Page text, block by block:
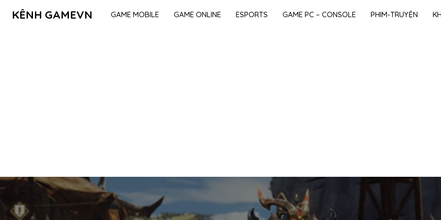
KÊNH GAMEVN GAME MOBILE GAME ONLINE ESPORTS GAME PC – CONSOLE PHIM-TRUYỆN